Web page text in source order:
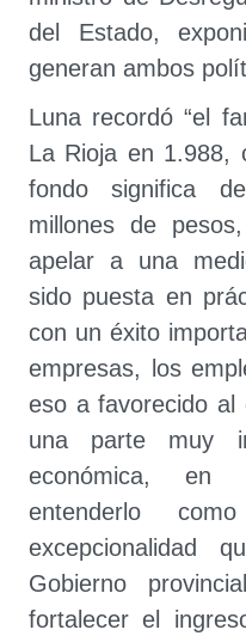
del Estado,
generan ambos
Luna recordó “el
La Rioja en 1.988,
fondo significa
millones de
apelar a una
sido puesta en
con un éxito
empresas, los
eso a favorecido al
una parte muy
económica, en
entenderlo
excepcionalidad
Gobierno
fortalecer el